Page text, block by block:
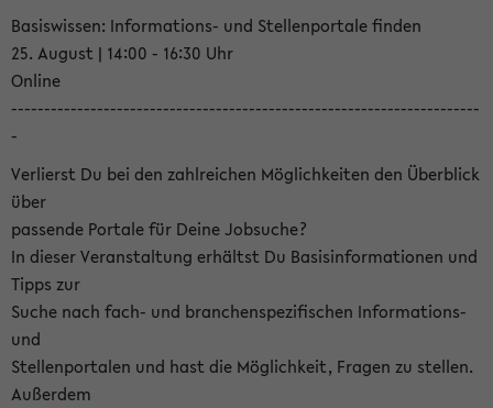
Basiswissen: Informations- und Stellenportale finden
25. August | 14:00 - 16:30 Uhr
Online
-----------------------------------------------------------------------
-
Verlierst Du bei den zahlreichen Möglichkeiten den Überblick
über
passende Portale für Deine Jobsuche?
In dieser Veranstaltung erhältst Du Basisinformationen und
Tipps zur
Suche nach fach- und branchenspezifischen Informations-
und
Stellenportalen und hast die Möglichkeit, Fragen zu stellen.
Außerdem